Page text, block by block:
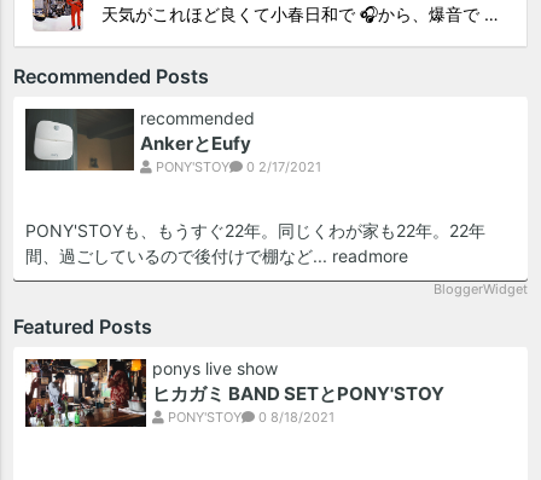
天気がこれほど良くて小春日和で 🎧から、爆音で この曲しかない。 ループ・リピート再生。 CHK!!! ちなみに自分。 60歳になったら、この色でW114 乗っていたいですね。 罪と罰 PV このミュージック・ビデオ「罪と罰」は"自分のクルマを切る"というコ...
Recommended Posts
recommended
AnkerとEufy
PONY'STOY 0 2/17/2021
PONY'STOYも、もうすぐ22年。同じくわが家も22年。22年
間、過ごしているので後付けで棚など... readmore
BloggerWidget
Featured Posts
ponys live show
ヒカガミ BAND SETとPONY'STOY
PONY'STOY 0 8/18/2021